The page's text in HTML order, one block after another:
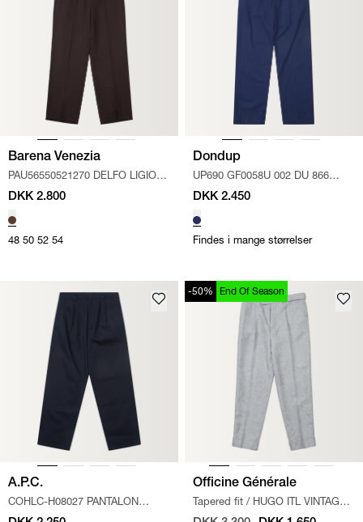
Barena Venezia
PAU56550521270 DELFO LIGIO
BUK
BRUN
DKK 2.800
48 50 52 54
Dondup
UP690 GF0058U 002 DU 866
BUKSE / BLÅ
DKK 2.450
Findes i mange størrelser
A.P.C.
COHLC-H08027 PANTALON
RICKY BU /
-50% End Of Season
Officine Générale
Tapered fit / HUGO ITL VINTAGE
HABITBUKSER / SORT/HVID